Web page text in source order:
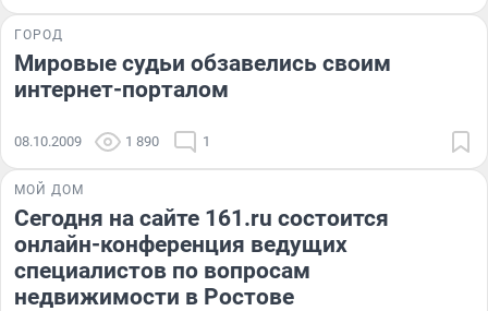
ГОРОД
Мировые судьи обзавелись своим
интернет-порталом
08.10.2009 1 890 1
МОЙ ДОМ
Сегодня на сайте 161.ru состоится
онлайн-конференция ведущих
специалистов по вопросам
недвижимости в Ростове